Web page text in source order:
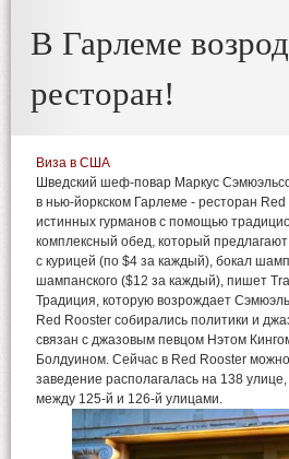
В Гарлеме
ресторан!
Виза в США
Шведский шеф-повар Маркус
в нью-йоркском Гарлеме - ресторан
истинных гурманов с помощью
комплексный обед, который
с курицей (по $4 за каждый), бокал
шампанского ($12 за каждый), пишет
Традиция, которую возрождает
Red Rooster собирались политики и
связан с джазовым певцом Нэтом
Болдуином. Сейчас в Red Rooster
заведение располагалась на 138
между 125-й и 126-й улицами.